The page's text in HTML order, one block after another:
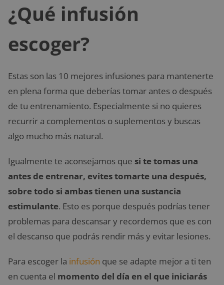
¿Qué infusión
escoger?
Estas son las 10 mejores infusiones para mantenerte
en plena forma que deberías tomar antes o después
de tu entrenamiento. Especialmente si no quieres
recurrir a complementos o suplementos y buscas
algo mucho más natural.
Igualmente te aconsejamos que si te tomas una
antes de entrenar, evites tomarte una después,
sobre todo si ambas tienen una sustancia
estimulante. Esto es porque después podrías tener
problemas para descansar y recordemos que es con
el descanso que podrás rendir más y evitar lesiones.
Para escoger la infusión que se adapte mejor a ti ten
en cuenta el momento del día en el que iniciarás